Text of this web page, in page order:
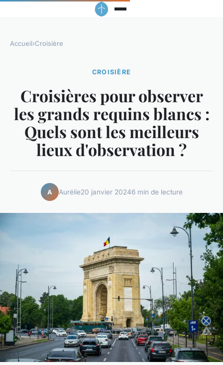
Accueil›Croisière
CROISIÈRE
Croisières pour observer
les grands requins blancs :
Quels sont les meilleurs
lieux d'observation ?
A Aurélie20 janvier 20246 min de lecture